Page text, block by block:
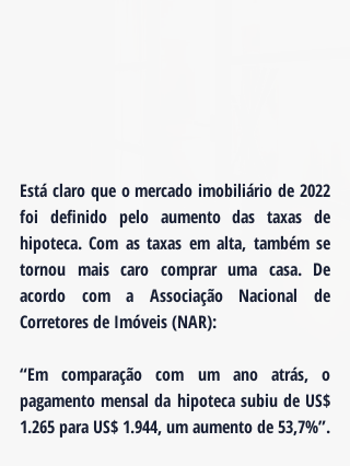
Está claro que o mercado imobiliário de 2022
foi definido pelo aumento das taxas de
hipoteca. Com as taxas em alta, também se
tornou mais caro comprar uma casa. De
acordo com a Associação Nacional de
Corretores de Imóveis (NAR):
“Em comparação com um ano atrás, o
pagamento mensal da hipoteca subiu de US$
1.265 para US$ 1.944, um aumento de 53,7%”.